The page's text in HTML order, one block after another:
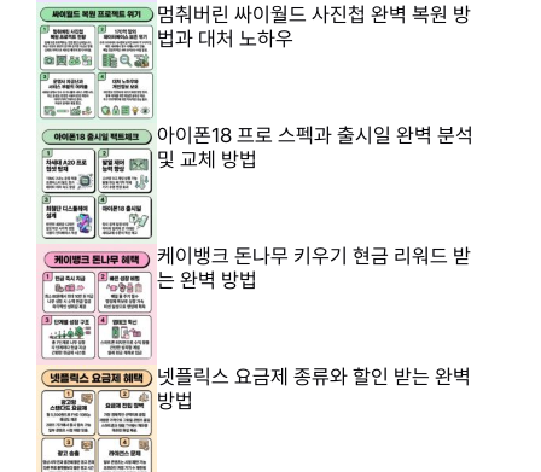
멈춰버린 싸이월드 사진첩 완벽 복원 방
법과 대처 노하우
아이폰18 프로 스펙과 출시일 완벽 분석
및 교체 방법
케이뱅크 돈나무 키우기 현금 리워드 받
는 완벽 방법
넷플릭스 요금제 종류와 할인 받는 완벽
방법